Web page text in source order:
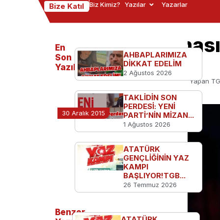
Bize Katıl Biz Kimiz? Yazılar Yazarlar
10 Kasım
Saldırı!
Ana Sayfa TGB'den 10 Kasım Anması Yapan
30 Aralık 2015
En
Son
Yazılanlar
AHBAPLARIMIZA
DİKKAT EDELİM
2 Ağustos 2026
TAKLİDİN SON
PERDESİ: YENİ
PARTİ’NİN MİZAN...
1 Ağustos 2026
ATATÜRK
GENÇLİĞİNİN YAZ
KAMPI
BAŞLIYOR!TGB...
26 Temmuz 2026
Benzer